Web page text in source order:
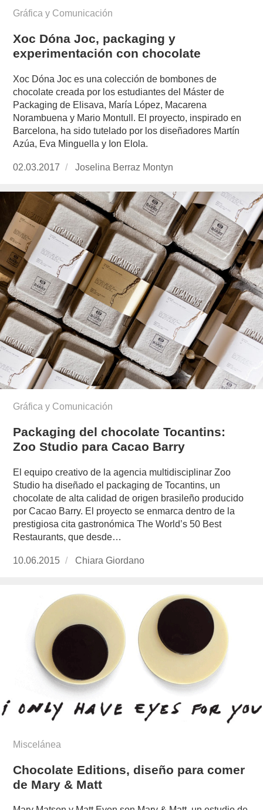
Gráfica y Comunicación
Xoc Dóna Joc, packaging y
experimentación con chocolate
Xoc Dóna Joc es una colección de bombones de
chocolate creada por los estudiantes del Máster de
Packaging de Elisava, María López, Macarena
Norambuena y Mario Montull. El proyecto, inspirado en
Barcelona, ha sido tutelado por los diseñadores Martín
Azúa, Eva Minguella y Ion Elola.
Publicado
02.03.2017
https://www.experimenta.es/author/joselina-
montyn/
Joselina Berraz Montyn
Gráfica y Comunicación
Packaging del chocolate Tocantins:
Zoo Studio para Cacao Barry
El equipo creativo de la agencia multidisciplinar Zoo
Studio ha diseñado el packaging de Tocantins, un
chocolate de alta calidad de origen brasileño producido
por Cacao Barry. El proyecto se enmarca dentro de la
prestigiosa cita gastronómica The World’s 50 Best
Restaurants, que desde…
Publicado
10.06.2015
https://www.experimenta.es/author/chiara-
Chiara Giordano
Miscelánea
Chocolate Editions, diseño para comer
de Mary & Matt